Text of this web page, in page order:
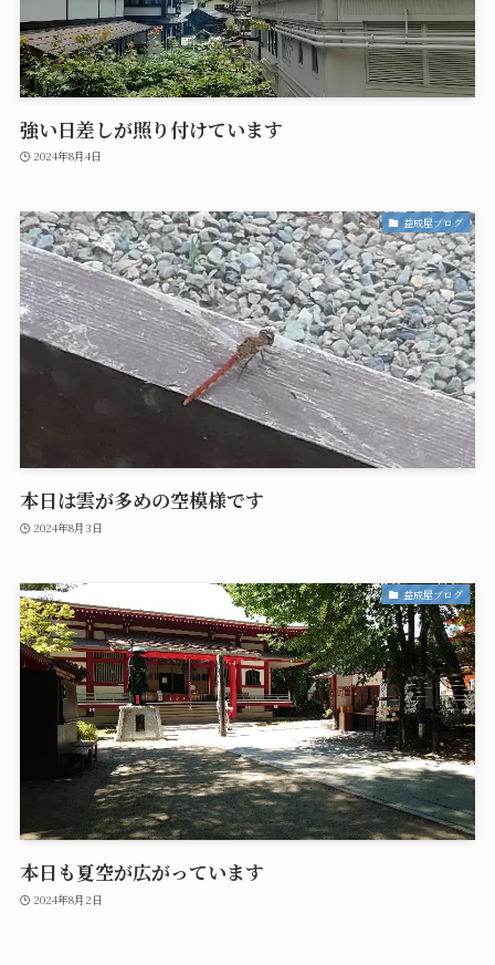
強い日差しが照り付けています
2024年8月4日
益成屋ブログ
本日は雲が多めの空模様です
2024年8月3日
益成屋ブログ
本日も夏空が広がっています
2024年8月2日